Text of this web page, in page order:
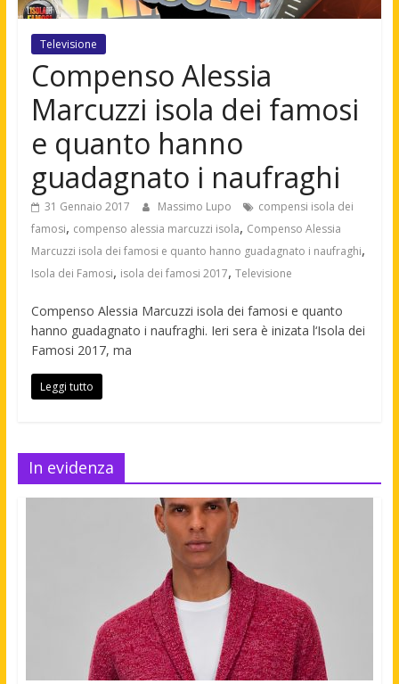
Televisione
Compenso Alessia
Marcuzzi isola dei famosi
e quanto hanno
guadagnato i naufraghi
31 Gennaio 2017 Massimo Lupo
compensi isola dei
famosi, compenso alessia marcuzzi isola, Compenso Alessia
Marcuzzi isola dei famosi e quanto hanno guadagnato i naufraghi,
Isola dei Famosi, isola dei famosi 2017, Televisione
Compenso Alessia Marcuzzi isola dei famosi e quanto
hanno guadagnato i naufraghi. Ieri sera è inizata l‘Isola dei
Famosi 2017, ma
Leggi tutto
In evidenza